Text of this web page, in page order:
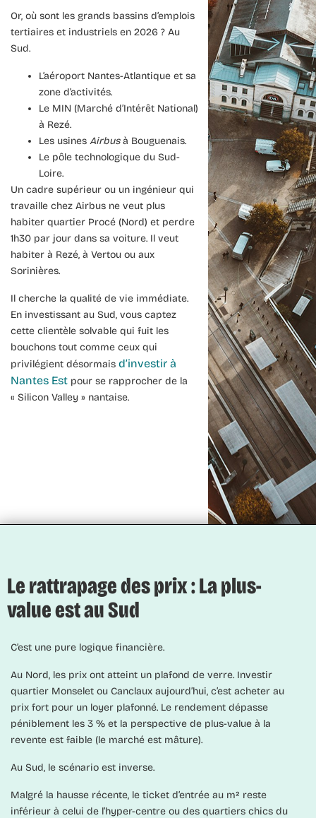
Or, où sont les grands bassins d’emplois
tertiaires et industriels en 2026 ? Au
Sud.
L’aéroport Nantes-Atlantique et sa
zone d’activités.
Le MIN (Marché d’Intérêt National)
à Rezé.
Les usines Airbusà Bouguenais.
Le pôle technologique du Sud-
Loire.
Un cadre supérieur ou un ingénieur qui
travaille chez Airbus ne veut plus
habiter quartier Procé (Nord) et perdre
1h30 par jour dans sa voiture. Il veut
habiter à Rezé, à Vertou ou aux
Sorinières.
Il cherche la qualité de vie immédiate.
En investissant au Sud, vous captez
cette clientèle solvable qui fuit les
bouchons tout comme ceux qui
privilégient désormais d’investir à
Nantes Est pour se rapprocher de la
« Silicon Valley » nantaise.
Le rattrapage des prix : La plus-
value est au Sud
C’est une pure logique financière.
Au Nord, les prix ont atteint un plafond de verre. Investir
quartier Monselet ou Canclaux aujourd’hui, c’est acheter au
prix fort pour un loyer plafonné. Le rendement dépasse
péniblement les 3 % et la perspective de plus-value à la
revente est faible (le marché est mâture).
Au Sud, le scénario est inverse.
Malgré la hausse récente, le ticket d’entrée au m² reste
inférieur à celui de l’hyper-centre ou des quartiers chics du